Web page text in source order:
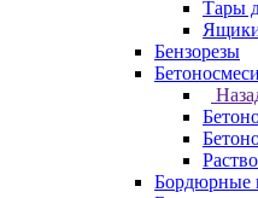
Тары
Бензорезы